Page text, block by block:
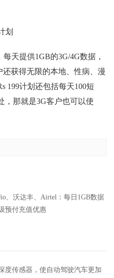
划
天提供1GB的3G/4G数据，
获得无限的本地、性病、漫
199计划还包括每天100短
，那就是3G客户也可以使
、沃达丰、Airtel：每日1GB数据
预付充值优惠
度传感器，使自动驾驶汽车更加